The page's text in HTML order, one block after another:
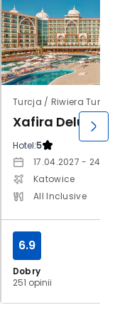
Turcja / Riwiera Turecka /
Xafira Deluxe
Hotel:5
17.04.2027 -
Katowice
All Inclusive
Dobry
251 opinii
6.9